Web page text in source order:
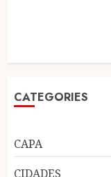
CATEGORIES
CAPA
CIDADES